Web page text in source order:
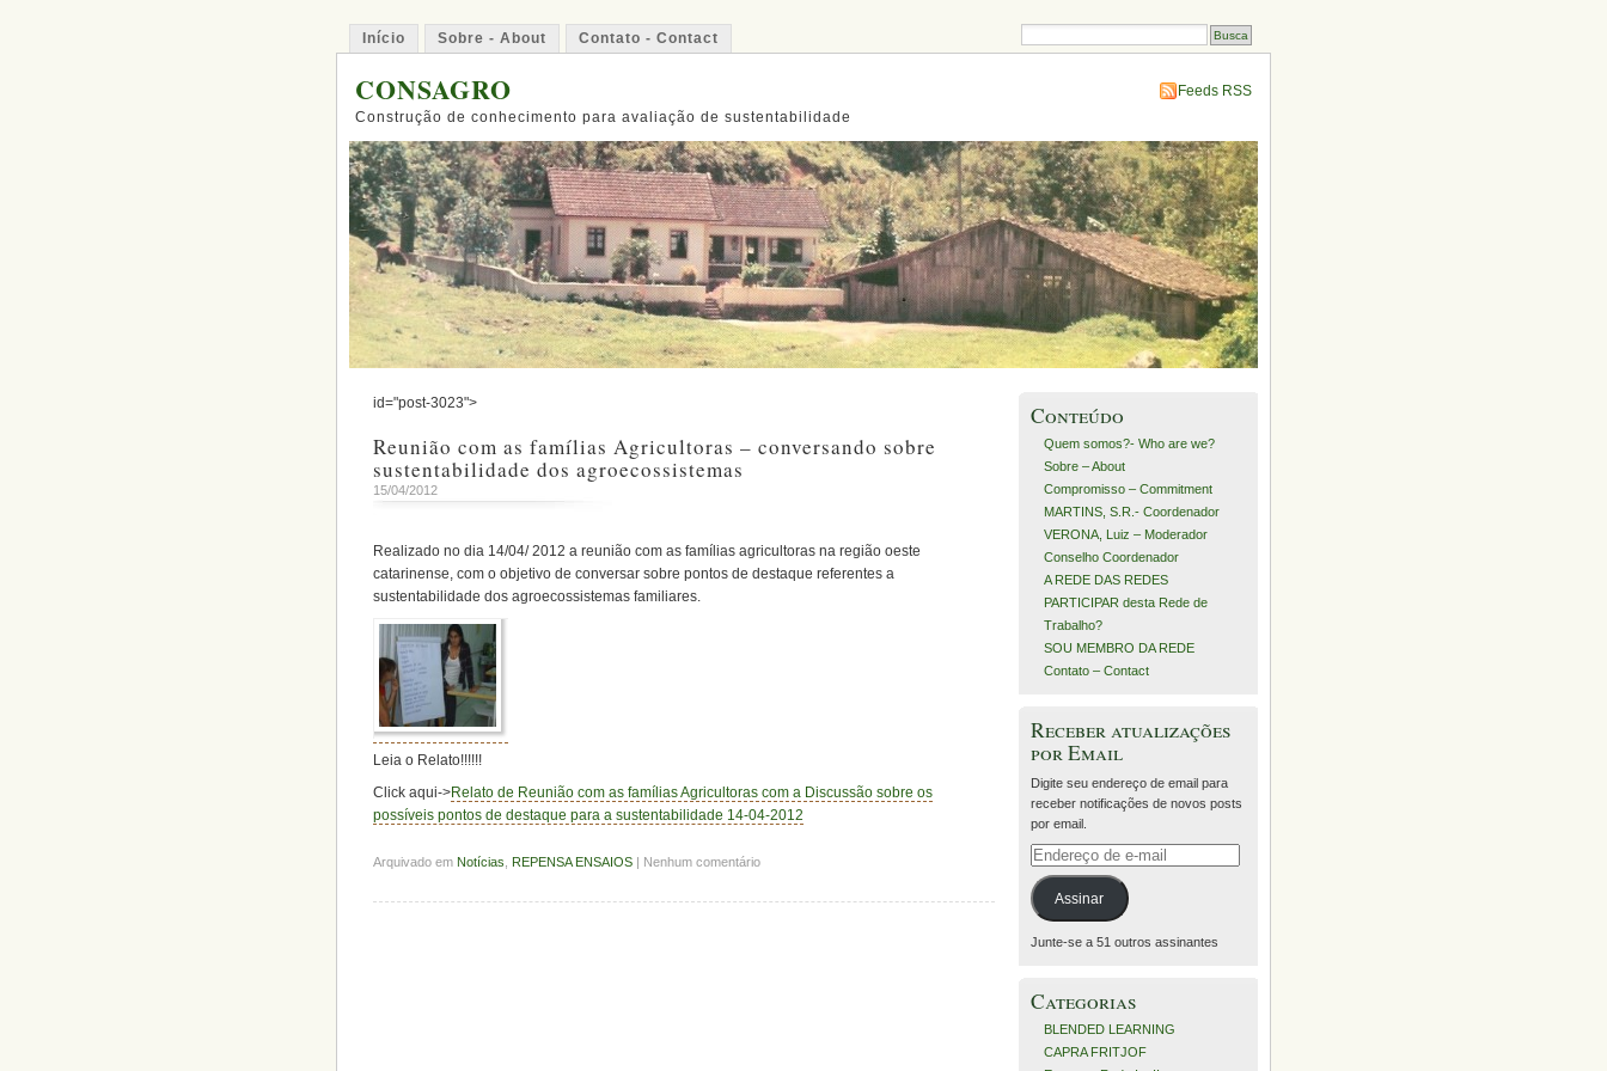
Início Sobre - About Contato - Contact
CONSAGRO
Construção de conhecimento para avaliação de sustentabilidade
Feeds RSS
id="post-3023">
Reunião com as famílias Agricultoras – conversando sobre
sustentabilidade dos agroecossistemas
15/04/2012
Realizado no dia 14/04/ 2012 a reunião com as famílias agricultoras na região oeste
catarinense, com o objetivo de conversar sobre pontos de destaque referentes a
sustentabilidade dos agroecossistemas familiares.
Leia o Relato!!!!!!
Click aqui->Relato de Reunião com as famílias Agricultoras com a Discussão sobre os
possíveis pontos de destaque para a sustentabilidade 14-04-2012
Arquivado em Notícias REPENSA ENSAIOS | Nenhum comentário
Conteúdo
Quem somos?- Who are we?
Sobre – About
Compromisso – Commitment
MARTINS, S.R.- Coordenador
VERONA, Luiz – Moderador
Conselho Coordenador
A REDE DAS REDES
PARTICIPAR desta Rede de
Trabalho?
SOU MEMBRO DA REDE
Contato – Contact
Receber atualizações
por Email
Digite seu endereço de email para
receber notificações de novos posts
por email.
Endereço
e-
mail
Assinar
Junte-se a 51 outros assinantes
Categorias
BLENDED LEARNING
CAPRA FRITJOF